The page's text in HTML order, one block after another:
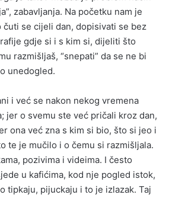
zabavljanja. Na početku nam je
čuti se cijeli dan, dopisivati se bez
gdje si i s kim si, dijeliti što
razmišljaš, “snepati” da se ne bi
unedogled.
i već se nakon nekog vremena
jer o svemu ste već pričali kroz dan,
ona već zna s kim si bio, što si jeo i
te je mučilo i o čemu si razmišljala.
pozivima i videima. I često
u kafićima, kod nje pogled istok,
tipkaju, pijuckaju i to je izlazak. Taj